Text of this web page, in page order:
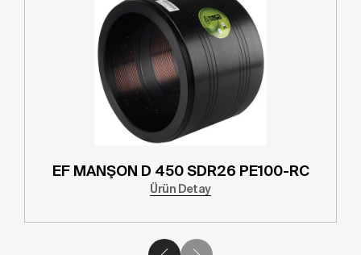
EF MANŞON D 355 SDR26 PE100-RC
Ürün Detay